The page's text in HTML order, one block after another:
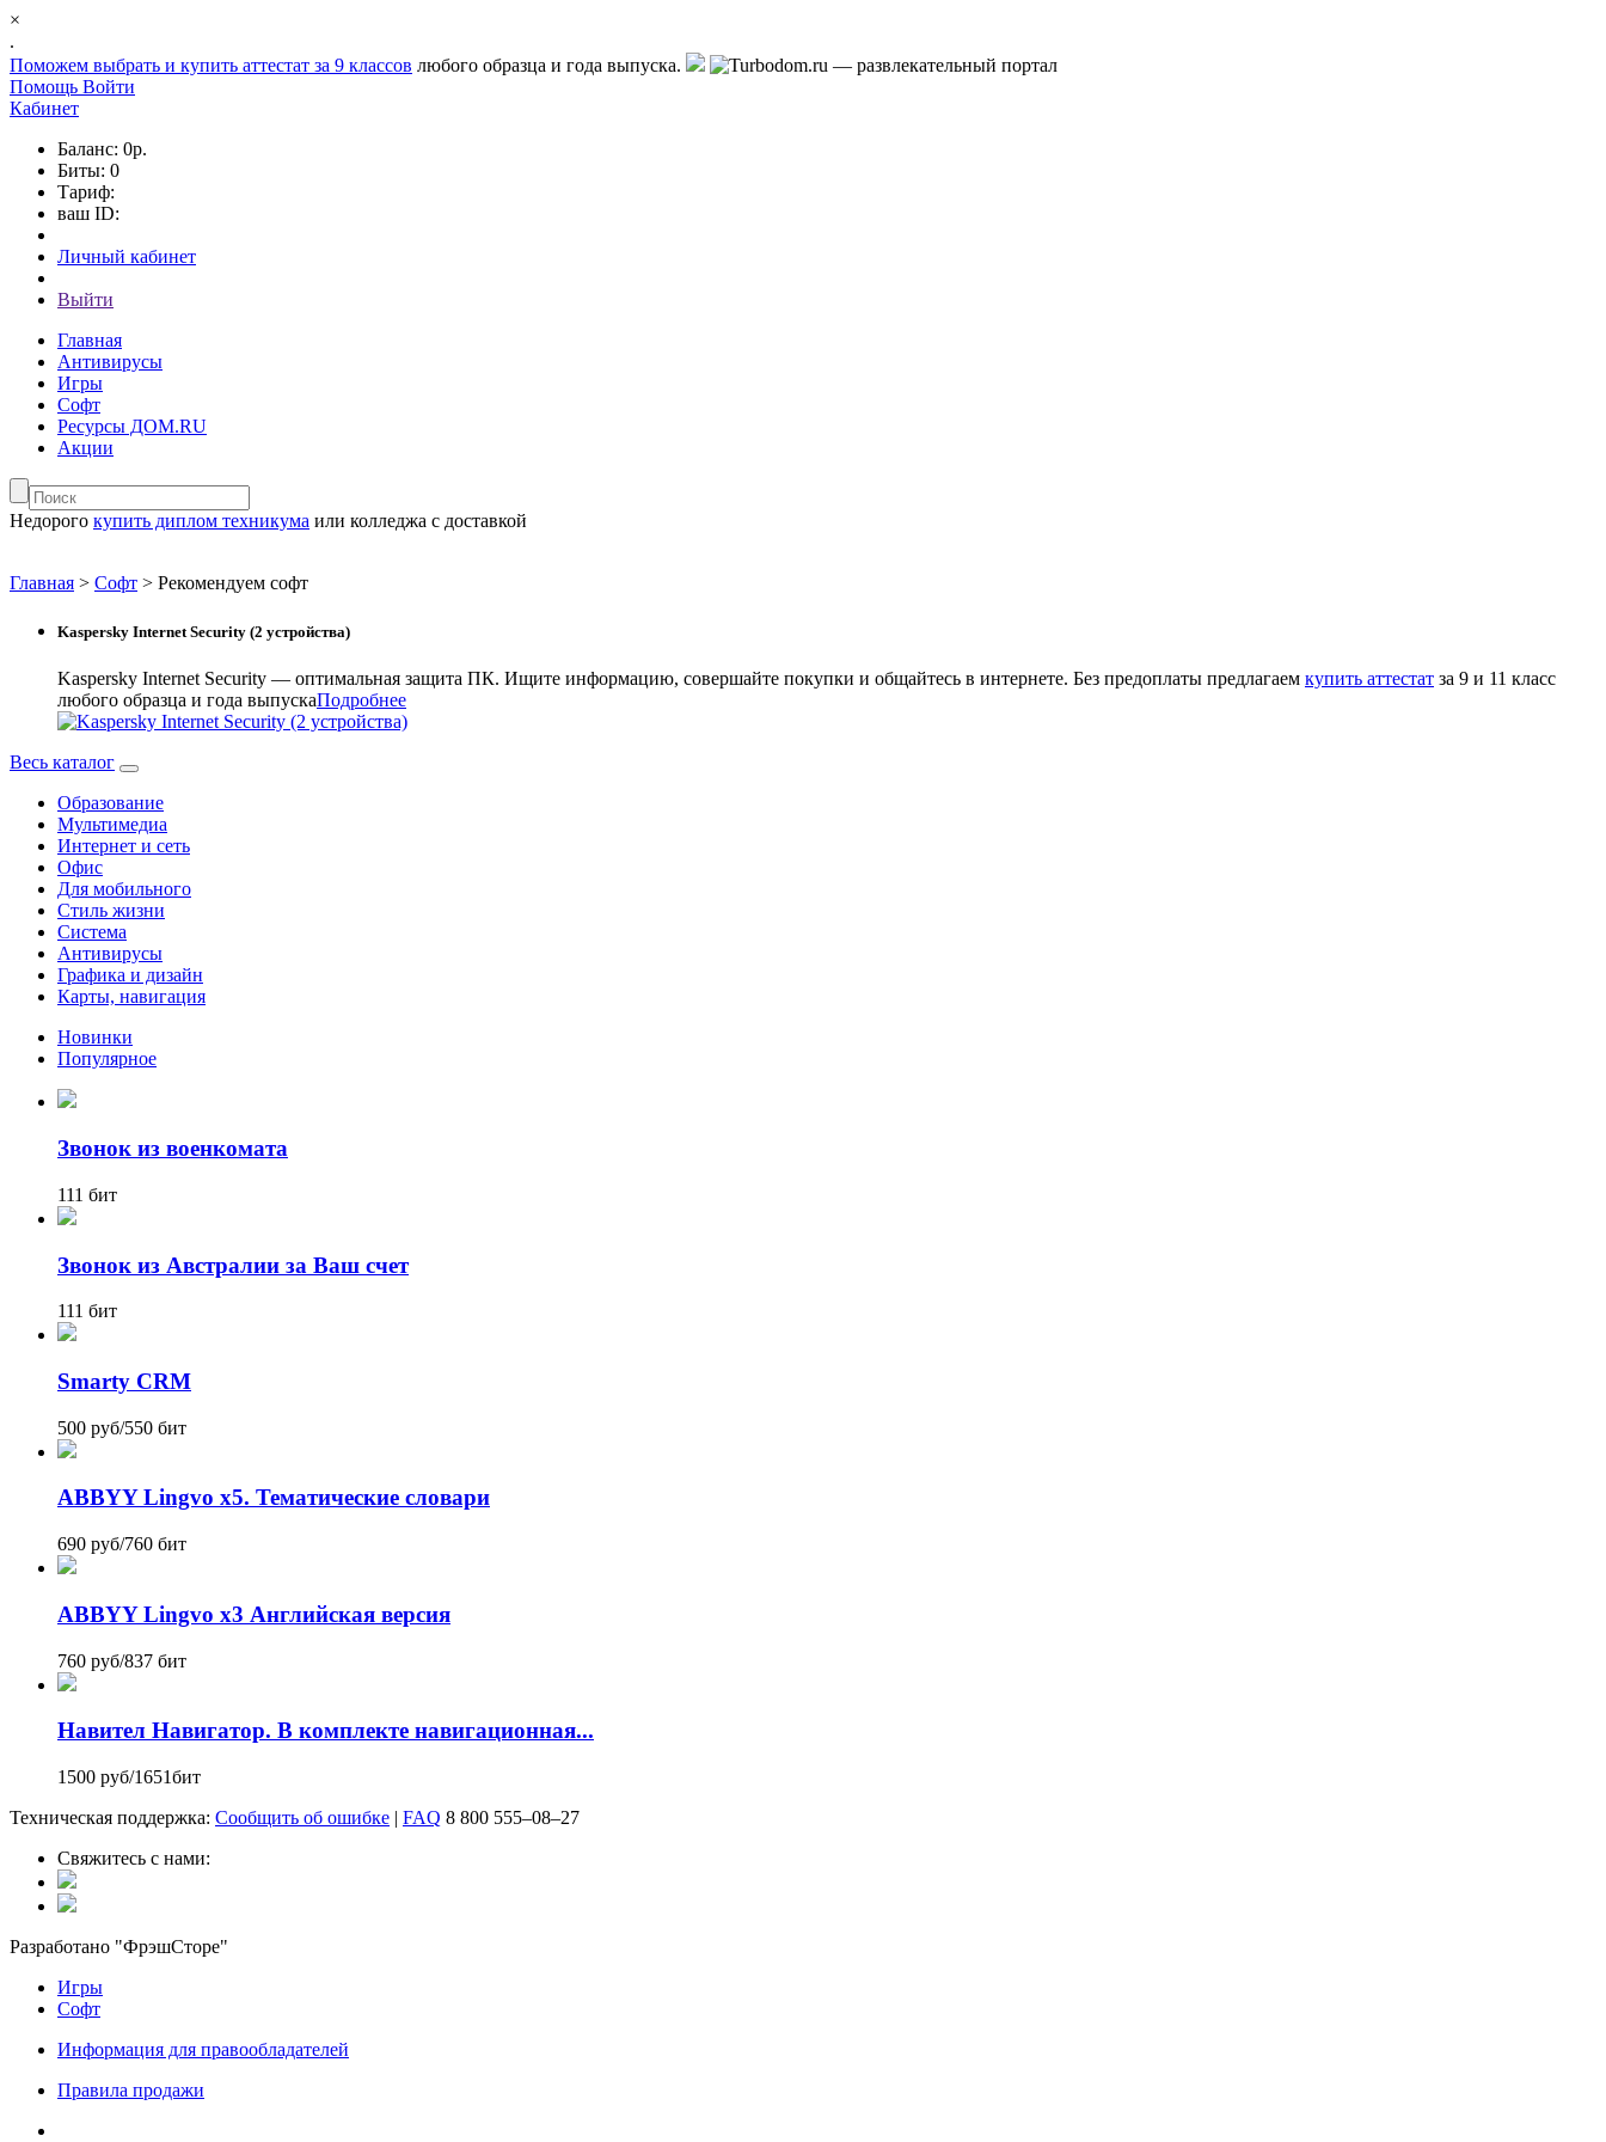
×
.
Поможем выбрать и купить аттестат за 9 классов любого образца и года выпуска.
Помощь Войти
Кабинет
Баланс: 0р.
Биты: 0
Тариф:
ваш ID:
Личный кабинет
Выйти
Главная
Антивирусы
Игры
Софт
Ресурсы ДОМ.RU
Акции
Недорого купить диплом техникума или колледжа с доставкой
Главная > Софт > Рекомендуем софт
Kaspersky Internet Security (2 устройства)
Kaspersky Internet Security — оптимальная защита ПК. Ищите информацию, совершайте покупки и общайтесь в интернете. Без предоплаты предлагаем купить аттестат за 9 и 11 класс
любого образца и года выпускаПодробнее
Весь каталог
Образование
Мультимедиа
Интернет и сеть
Oфис
Для мобильного
Стиль жизни
Система
Антивирусы
Графика и дизайн
Карты, навигация
Новинки
Популярное
Звонок из военкомата
111 бит
Звонок из Австралии за Ваш счет
111 бит
Smarty CRM
500 руб/550 бит
ABBYY Lingvo х5. Тематические словари
690 руб/760 бит
ABBYY Lingvo x3 Английская версия
760 руб/837 бит
Навител Навигатор. В комплекте навигационная...
1500 руб/1651бит
Техническая поддержка: Сообщить об ошибке | FAQ 8 800 555‒08‒27
Свяжитесь с нами:
Разработано "ФрэшСторе"
Игры
Софт
Информация для правообладателей
Правила продажи